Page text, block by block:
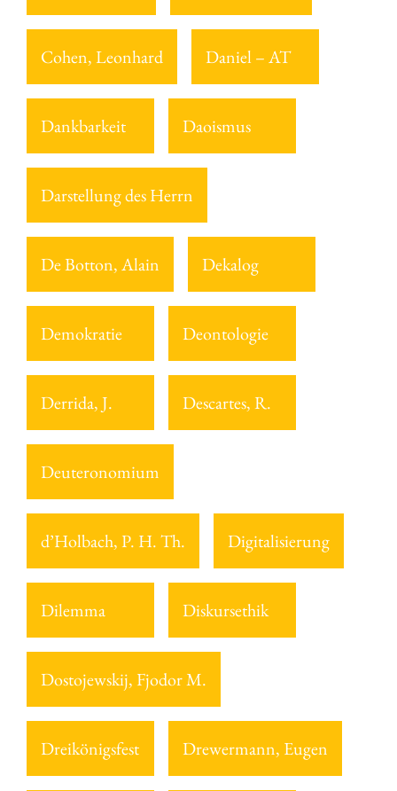
Cohen, Leonhard Daniel – AT
Dankbarkeit Daoismus
Darstellung des Herrn
De Botton, Alain Dekalog
Demokratie Deontologie
Derrida, J. Descartes, R.
Deuteronomium
d’Holbach, P. H. Th. Digitalisierung
Dilemma Diskursethik
Dostojewskij, Fjodor M.
Dreikönigsfest Drewermann, Eugen